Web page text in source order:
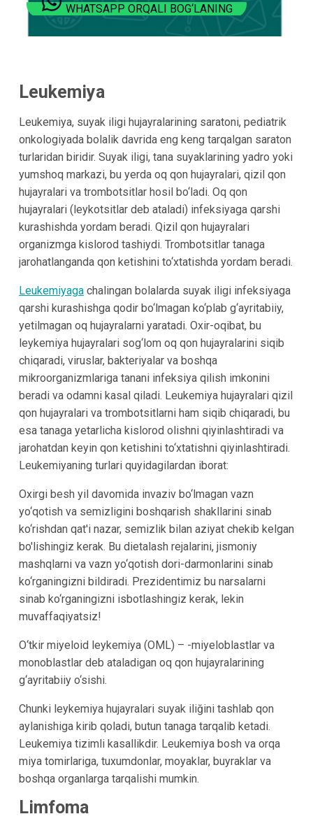
WHATSAPP ORQALI BOG‘LANING
Leukemiya
Leukemiya, suyak iligi hujayralarining saratoni, pediatrik
onkologiyada bolalik davrida eng keng tarqalgan saraton
turlaridan biridir. Suyak iligi, tana suyaklarining yadro yoki
yumshoq markazi, bu yerda oq qon hujayralari, qizil qon
hujayralari va trombotsitlar hosil bo‘ladi. Oq qon
hujayralari (leykotsitlar deb ataladi) infeksiyaga qarshi
kurashishda yordam beradi. Qizil qon hujayralari
organizmga kislorod tashiydi. Trombotsitlar tanaga
jarohatlanganda qon ketishini to‘xtatishda yordam beradi.
Leukemiyagachalingan bolalarda suyak iligi infeksiyaga
qarshi kurashishga qodir bo‘lmagan ko‘plab g‘ayritabiiy,
yetilmagan oq hujayralarni yaratadi. Oxir-oqibat, bu
leykemiya hujayralari sog‘lom oq qon hujayralarini siqib
chiqaradi, viruslar, bakteriyalar va boshqa
mikroorganizmlariga tanani infeksiya qilish imkonini
beradi va odamni kasal qiladi. Leukemiya hujayralari qizil
qon hujayralari va trombotsitlarni ham siqib chiqaradi, bu
esa tanaga yetarlicha kislorod olishni qiyinlashtiradi va
jarohatdan keyin qon ketishini to‘xtatishni qiyinlashtiradi.
Leukemiyaning turlari quyidagilardan iborat:
Oxirgi besh yil davomida invaziv bo‘lmagan vazn
yo‘qotish va semizligini boshqarish shakllarini sinab
ko‘rishdan qat'i nazar, semizlik bilan aziyat chekib kelgan
bo'lishingiz kerak. Bu dietalash rejalarini, jismoniy
mashqlarni va vazn yo‘qotish dori-darmonlarini sinab
ko‘rganingizni bildiradi. Prezidentimiz bu narsalarni
sinab ko‘rganingizni isbotlashingiz kerak, lekin
muvaffaqiyatsiz!
O‘tkir miyeloid leykemiya (OML) – -miyeloblastlar va
monoblastlar deb ataladigan oq qon hujayralarining
g‘ayritabiiy o‘sishi.
Chunki leykemiya hujayralari suyak iliğini tashlab qon
aylanishiga kirib qoladi, butun tanaga tarqalib ketadi.
Leukemiya tizimli kasallikdir. Leukemiya bosh va orqa
miya tomirlariga, tuxumdonlar, moyaklar, buyraklar va
boshqa organlarga tarqalishi mumkin.
Limfoma